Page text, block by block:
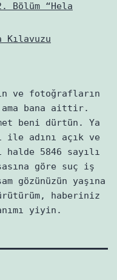
Bölüm “Hela
Kılavuzu
ve fotoğrafların
ama bana aittir.
beni dürtün. Ya
ile adını açık ve
5846 sayılı
göre suç iş
gözünüzün yaşına
haberiniz
yiyin.